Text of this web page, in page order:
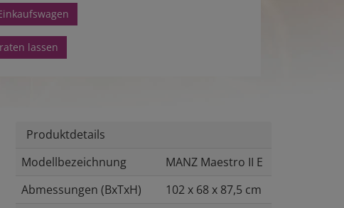
lassen
Produktdetails
Modellbezeichnung
MANZ Maestro II E
Abmessungen (BxTxH)
102 x 68 x 87,5 cm